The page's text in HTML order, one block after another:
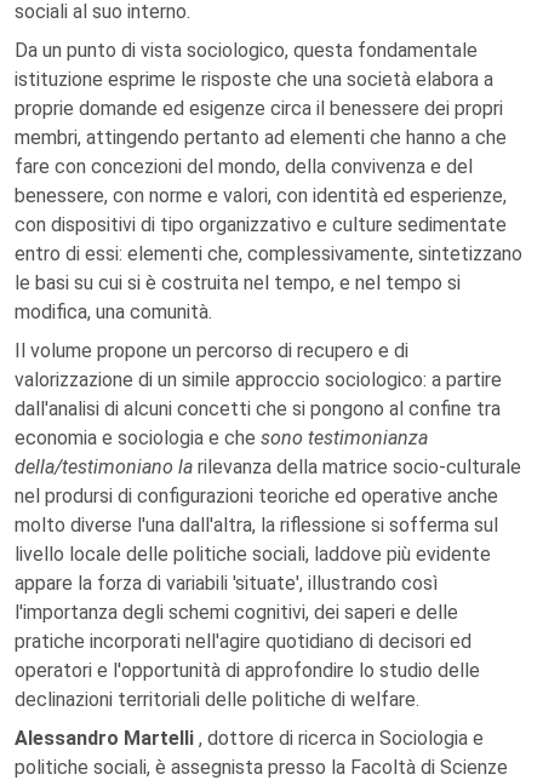
sociali al suo interno.
Da un punto di vista sociologico, questa fondamentale
istituzione esprime le risposte che una società elabora a
proprie domande ed esigenze circa il benessere dei propri
membri, attingendo pertanto ad elementi che hanno a che
fare con concezioni del mondo, della convivenza e del
benessere, con norme e valori, con identità ed esperienze,
con dispositivi di tipo organizzativo e culture sedimentate
entro di essi: elementi che, complessivamente, sintetizzano
le basi su cui si è costruita nel tempo, e nel tempo si
modifica, una comunità.
Il volume propone un percorso di recupero e di
valorizzazione di un simile approccio sociologico: a partire
dall'analisi di alcuni concetti che si pongono al confine tra
economia e sociologia e che sono testimonianza
della/testimoniano la rilevanza della matrice socio-culturale
nel prodursi di configurazioni teoriche ed operative anche
molto diverse l'una dall'altra, la riflessione si sofferma sul
livello locale delle politiche sociali, laddove più evidente
appare la forza di variabili 'situate', illustrando così
l'importanza degli schemi cognitivi, dei saperi e delle
pratiche incorporati nell'agire quotidiano di decisori ed
operatori e l'opportunità di approfondire lo studio delle
declinazioni territoriali delle politiche di welfare.
Alessandro Martelli , dottore di ricerca in Sociologia e
politiche sociali, è assegnista presso la Facoltà di Scienze